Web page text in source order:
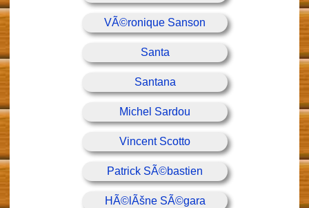
VÃ©ronique Sanson
Santa
Santana
Michel Sardou
Vincent Scotto
Patrick SÃ©bastien
HÃ©lÃšne SÃ©gara